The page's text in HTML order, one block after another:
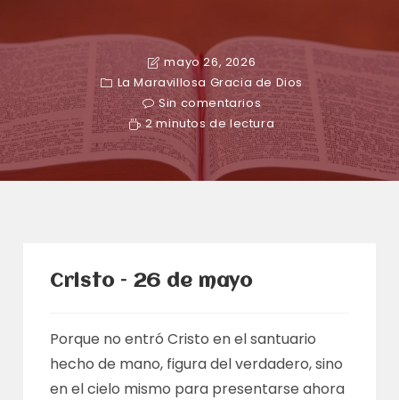
mayo 26, 2026
La Maravillosa Gracia de Dios
Sin comentarios
2 minutos de lectura
Cristo – 26 de mayo
Porque no entró Cristo en el santuario
hecho de mano, figura del verdadero, sino
en el cielo mismo para presentarse ahora